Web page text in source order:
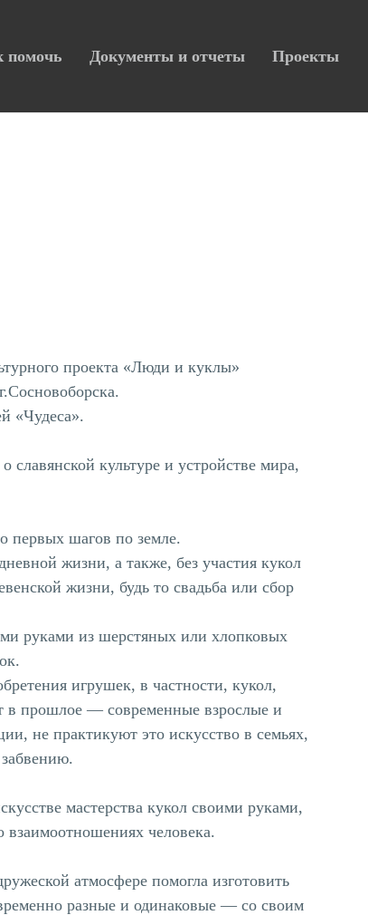
помочь Документы и отчеты Проекты
проекта «Люди и куклы»
«Чудеса».
славянской культуре и устройстве мира,
первых шагов по земле.
жизни, а также, без участия кукол
жизни, будь то свадьба или сбор
руками из шерстяных или хлопковых
игрушек, в частности, кукол,
в прошлое — современные взрослые и
не практикуют это искусство в семьях,
мастерства кукол своими руками,
человека.
атмосфере помогла изготовить
разные и одинаковые — со своим